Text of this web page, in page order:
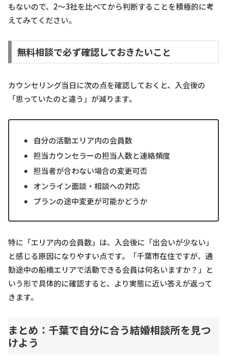
もないので、2〜3社を比べてから判断することを積極的に考
えてみてください。
無料相談で必ず確認しておきたいこと
カウンセリング当日に次の点を確認しておくと、入会後の
「思っていたのと違う」が減ります。
自分の活動エリア内の会員数
担当カウンセラーの担当人数と連絡頻度
担当者が合わない場合の変更可否
オンライン面談・相談への対応
プランの途中変更が可能かどうか
特に「エリア内の会員数」は、入会後に「出会いが少ない」
と感じる原因になりやすい点です。「千葉市在住ですが、通
勤途中の船橋エリアで活動できる会員は何名いますか？」と
いう形で具体的に確認すると、より実態に近い答えが返って
きます。
まとめ：千葉で自分に合う結婚相談所を見つ
けよう